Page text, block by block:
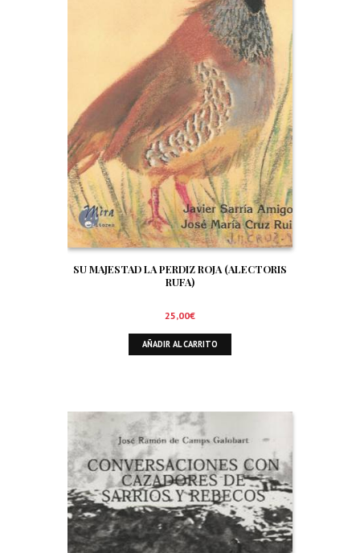
SU MAJESTAD LA PERDIZ ROJA (ALECTORIS
RUFA)
25,00€
AÑADIR AL CARRITO